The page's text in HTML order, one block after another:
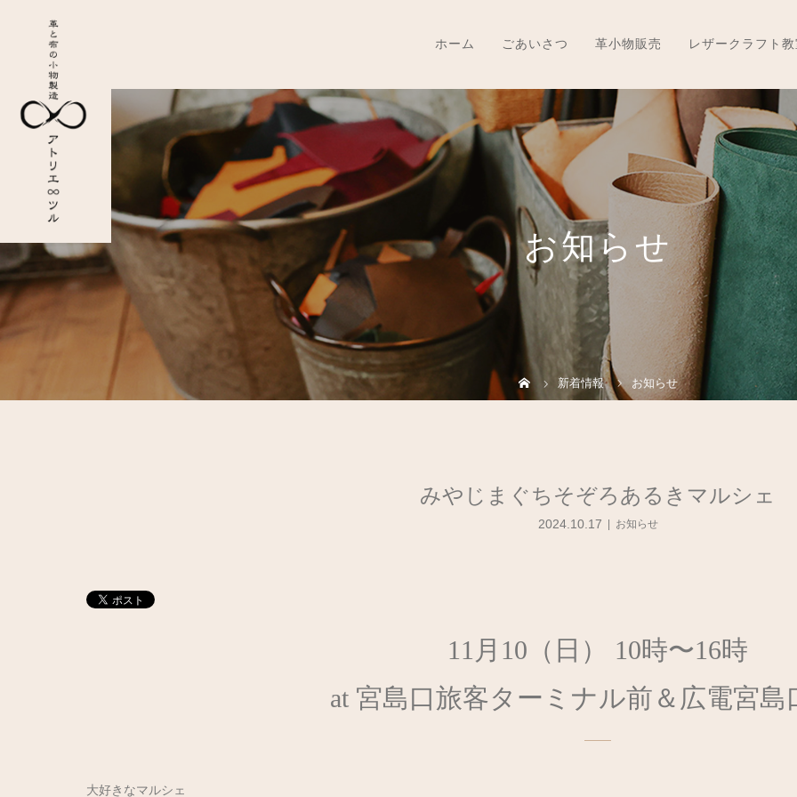
ホーム ごあいさつ 革小物販売 レザークラフト
お知らせ
新着情報 お知らせ
みやじまぐちそぞろあるきマルシェ
2024.10.17 お知らせ
11月10（日） 10時〜16時
at 宮島口旅客ターミナル前＆広電宮島
大好きなマルシェ